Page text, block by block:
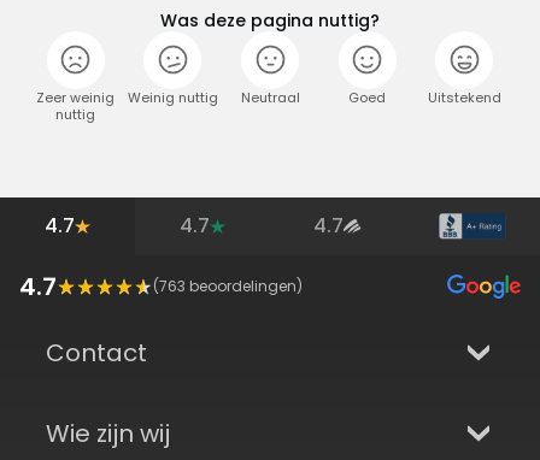
Was deze pagina nuttig?
Zeer weinig
nuttig
Weinig nuttig Neutraal Goed Uitstekend
4.7 4.7 4.7
4.7 (763 beoordelingen)
Contact
Wie zijn wij